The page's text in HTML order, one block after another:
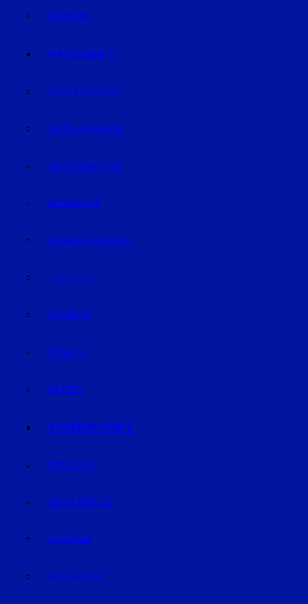
VERKEHR
RATGEBER
AUTO & VERKEHR
BAUEN & WOHNEN
GELD & FINANZEN
GESUNDHEIT
REISE & ERHOLUNG
LIFE-STYLE
KARRIERE
TECHNIK
WETTER
SONDERTHEMEN
PODCASTS
KIDS & TEENIES
SENIOREN
KATZ & HUND